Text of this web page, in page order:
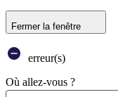
Fermer la fenêtre
erreur(s)
Où allez-vous ?